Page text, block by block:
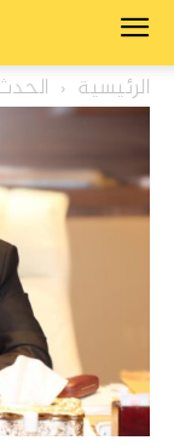
الرئيسية